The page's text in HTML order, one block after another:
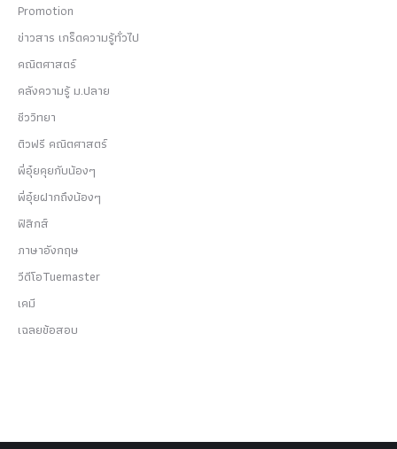
Promotion
ข่าวสาร เกร็ดความรู้ทั่วไป
คณิตศาสตร์
คลังความรู้ ม.ปลาย
ชีววิทยา
ติวฟรี คณิตศาสตร์
พี่อุ๋ยคุยกับน้องๆ
พี่อุ๋ยฝากถึงน้องๆ
ฟิสิกส์
ภาษาอังกฤษ
วีดีโอTuemaster
เคมี
เฉลยข้อสอบ